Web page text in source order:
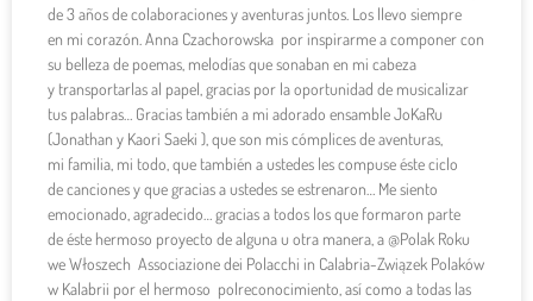
de 3 años de colaboraciones y aventuras juntos. Los llevo siempre
en mi corazón. Anna Czachorowska por inspirarme a componer con
su belleza de poemas, melodías que sonaban en mi cabeza
y transportarlas al papel, gracias por la oportunidad de musicalizar
tus palabras… Gracias también a mi adorado ensamble JoKaRu
(Jonathan y Kaori Saeki ), que son mis cómplices de aventuras,
mi familia, mi todo, que también a ustedes les compuse éste ciclo
de canciones y que gracias a ustedes se estrenaron… Me siento
emocionado, agradecido… gracias a todos los que formaron parte
de éste hermoso proyecto de alguna u otra manera, a @Polak Roku
we Włoszech Associazione dei Polacchi in Calabria-Związek Polaków
w Kalabrii por el hermoso polreconocimiento, así como a todas las